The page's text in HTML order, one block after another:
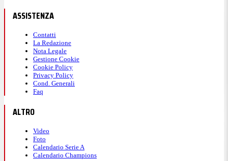
ASSISTENZA
Contatti
La Redazione
Nota Legale
Gestione Cookie
Cookie Policy
Privacy Policy
Cond. Generali
Faq
ALTRO
Video
Foto
Calendario Serie A
Calendario Champions